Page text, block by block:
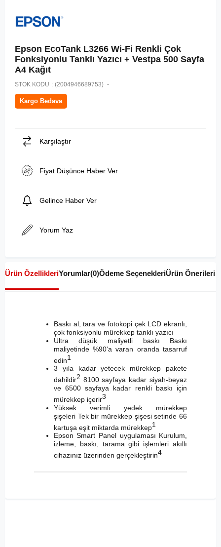
Epson EcoTank L3266 Wi-Fi Renkli Çok
Fonksiyonlu Tanklı Yazıcı + Vestpa 500 Sayfa
A4 Kağıt
STOK KODU (2004946689753)
Kargo Bedava
Karşılaştır
Fiyat Düşünce Haber Ver
Gelince Haber Ver
Yorum Yaz
Ürün ÖzellikleriYorumlar(0)Ödeme SeçenekleriÜrün Önerileri
Baskı al, tara ve fotokopi çek LCD ekranlı,
çok fonksiyonlu mürekkep tanklı yazıcı
Ultra düşük maliyetli baskı Baskı
maliyetinde %90'a varan oranda tasarruf
edin1
3 yıla kadar yetecek mürekkep pakete
dahildir2 8100 sayfaya kadar siyah-beyaz
ve 6500 sayfaya kadar renkli baskı için
mürekkep içerir3
Yüksek verimli yedek mürekkep
şişeleri Tek bir mürekkep şişesi setinde 66
kartuşa eşit miktarda mürekkep1
Epson Smart Panel uygulaması Kurulum,
izleme, baskı, tarama gibi işlemleri akıllı
cihazınız üzerinden gerçekleştirin4